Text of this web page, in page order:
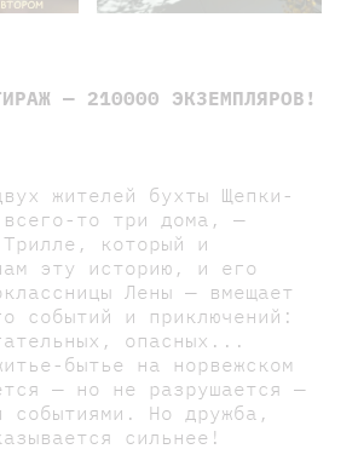
— 210000 ЭКЗЕМПЛЯРОВ!
жителей бухты Щепки-
то три дома, —
который и
эту историю, и его
Лены — вмещает
событий и приключений:
опасных...
бытье на норвежском
— но не разрушается —
событиями. Но дружба,
сильнее!